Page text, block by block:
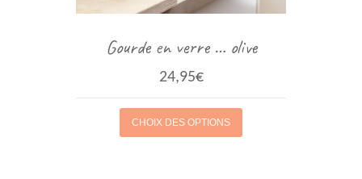
Gourde en verre … olive
24,95€
CHOIX DES OPTIONS